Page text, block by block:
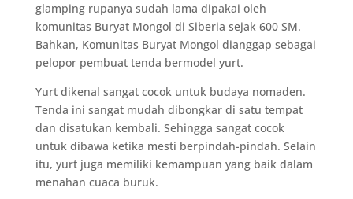
glamping rupanya sudah lama dipakai oleh
komunitas Buryat Mongol di Siberia sejak 600 SM.
Bahkan, Komunitas Buryat Mongol dianggap sebagai
pelopor pembuat tenda bermodel yurt.
Yurt dikenal sangat cocok untuk budaya nomaden.
Tenda ini sangat mudah dibongkar di satu tempat
dan disatukan kembali. Sehingga sangat cocok
untuk dibawa ketika mesti berpindah-pindah. Selain
itu, yurt juga memiliki kemampuan yang baik dalam
menahan cuaca buruk.